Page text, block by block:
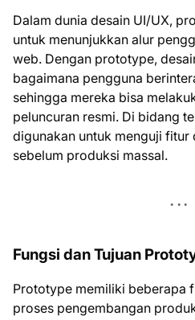
Dalam dunia desain UI/UX,
untuk menunjukkan alur
web. Dengan prototype,
bagaimana pengguna
sehingga mereka bisa
peluncuran resmi. Di bidang
digunakan untuk menguji fitur
sebelum produksi massal.
Fungsi dan Tujuan
Prototype memiliki beberapa
proses pengembangan